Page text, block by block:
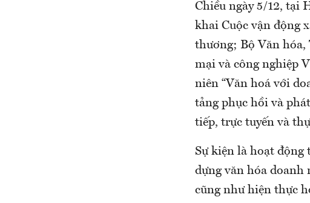
Chiều ngày 5/12, tại
khai Cuộc vận động
thương; Bộ Văn
mại và công nghiệp
niên “Văn hoá với
tảng phục hồi và
tiếp, trực tuyến và
Sự kiện là hoạt
dựng văn hóa doanh
cũng như hiện thực